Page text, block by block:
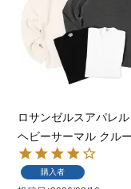
ロサンゼルスアパレ
ヘビーサーマル クル
購入者